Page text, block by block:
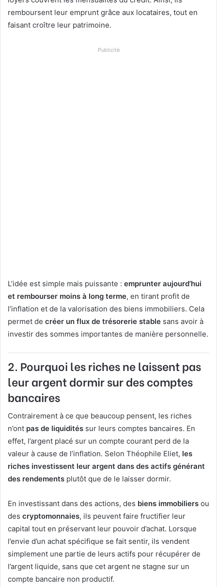
remboursent leur emprunt grâce aux locataires, tout en
faisant croître leur patrimoine.
Publicité
L’idée est simple mais puissante : emprunter aujourd’hui
et rembourser moins à long terme, en tirant profit de
l’inflation et de la valorisation des biens immobiliers. Cela
permet de créer un flux de trésorerie stable sans avoir à
investir des sommes importantes de manière personnelle.
2. Pourquoi les riches ne laissent pas
leur argent dormir sur des comptes
bancaires
Contrairement à ce que beaucoup pensent, les riches
n’ont pas de liquidités sur leurs comptes bancaires. En
effet, l’argent placé sur un compte courant perd de la
valeur à cause de l’inflation. Selon Théophile Eliet, les
riches investissent leur argent dans des actifs générant
des rendements plutôt que de le laisser dormir.
En investissant dans des actions, des biens immobiliers ou
des cryptomonnaies, ils peuvent faire fructifier leur
capital tout en préservant leur pouvoir d’achat. Lorsque
l’envie d’un achat spécifique se fait sentir, ils vendent
simplement une partie de leurs actifs pour récupérer de
l’argent liquide, sans que cet argent ne stagne sur un
compte bancaire non productif.